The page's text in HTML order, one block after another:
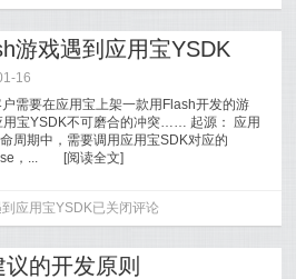
戏遇到应用宝YSDK
16
需要在应用宝上架一款用Flash开发的游
用宝YSDK不可磨合的冲突…… 起源： 应用
周期中，需要调用应用宝SDK对应的
，...
[阅读全文]
应用宝YSDK已关闭评论
的开发原则